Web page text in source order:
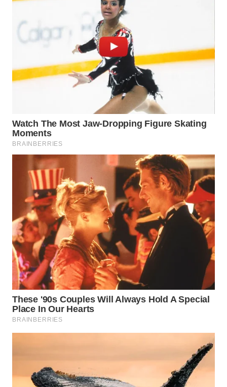
LABUHANBATU
TENGAH
WN
TEBING
TINGGI
WN
PAKPAK
WN
KARAWANG
WN
BEKASI
WN
BOGOR
WN
WN
TAPANULI